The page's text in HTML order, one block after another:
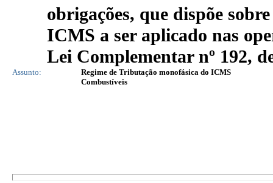
obrigações, que dispõe
ICMS a ser aplicado nas
Lei Complementar nº 192,
Assunto:
Regime de Tributação monofásica do ICMS
Combustíveis